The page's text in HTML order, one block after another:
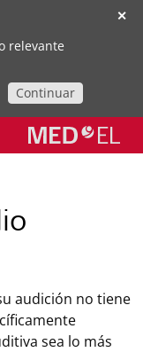
✕
relevante
Continuar
audición no tiene
sea lo más